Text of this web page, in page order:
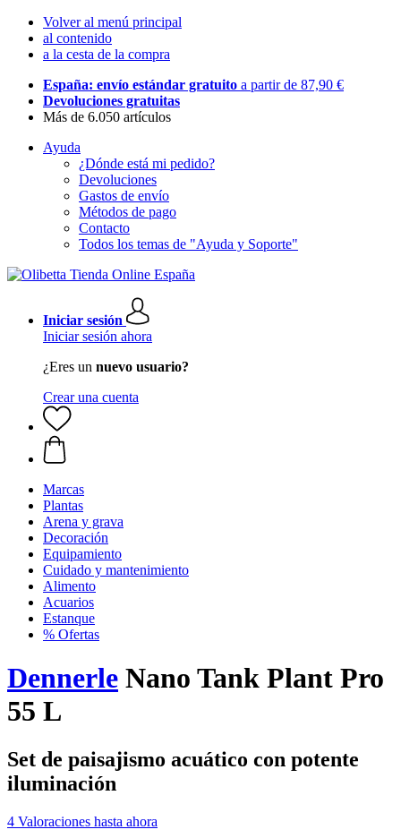
Volver al menú principal
al contenido
a la cesta de la compra
España: envío estándar gratuito a partir de 87,90 €
Devoluciones gratuitas
Más de 6.050 artículos
Ayuda
¿Dónde está mi pedido?
Devoluciones
Gastos de envío
Métodos de pago
Contacto
Todos los temas de "Ayuda y Soporte"
Iniciar sesión
Iniciar sesión ahora
¿Eres un nuevo usuario?
Crear una cuenta
Marcas
Plantas
Arena y grava
Decoración
Equipamiento
Cuidado y mantenimiento
Alimento
Acuarios
Estanque
% Ofertas
Dennerle Nano Tank Plant Pro
55 L
Set de paisajismo acuático con potente
iluminación
4 Valoraciones hasta ahora